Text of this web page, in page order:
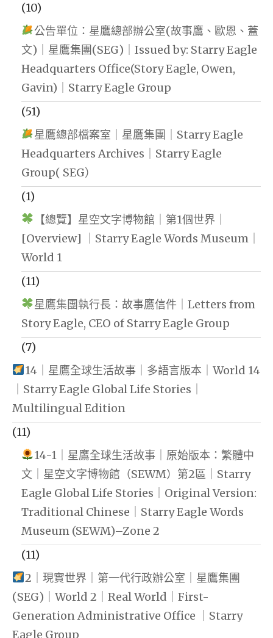
(10)
公告單位：星鷹總部辦公室(故事鷹、歐恩、蓋
文)｜星鷹集團(SEG)｜Issued by: Starry Eagle
Headquarters Office(Story Eagle, Owen,
Gavin)｜Starry Eagle Group
(51)
星鷹總部檔案室｜星鷹集團｜Starry Eagle
Headquarters Archives｜Starry Eagle
Group( SEG）
(1)
【總覽】星空文字博物館｜第1個世界｜
[Overview] ｜Starry Eagle Words Museum｜
World 1
(11)
星鷹集團執行長：故事鷹信件｜Letters from
Story Eagle, CEO of Starry Eagle Group
(7)
14｜星鷹全球生活故事｜多語言版本｜World 14
｜Starry Eagle Global Life Stories｜
Multilingual Edition
(11)
14-1｜星鷹全球生活故事｜原始版本：繁體中
文｜星空文字博物館（SEWM）第2區｜Starry
Eagle Global Life Stories｜Original Version:
Traditional Chinese｜Starry Eagle Words
Museum (SEWM)–Zone 2
(11)
2｜現實世界｜第一代行政辦公室｜星鷹集團
(SEG)｜World 2｜Real World｜First-
Generation Administrative Office ｜Starry
Eagle Group